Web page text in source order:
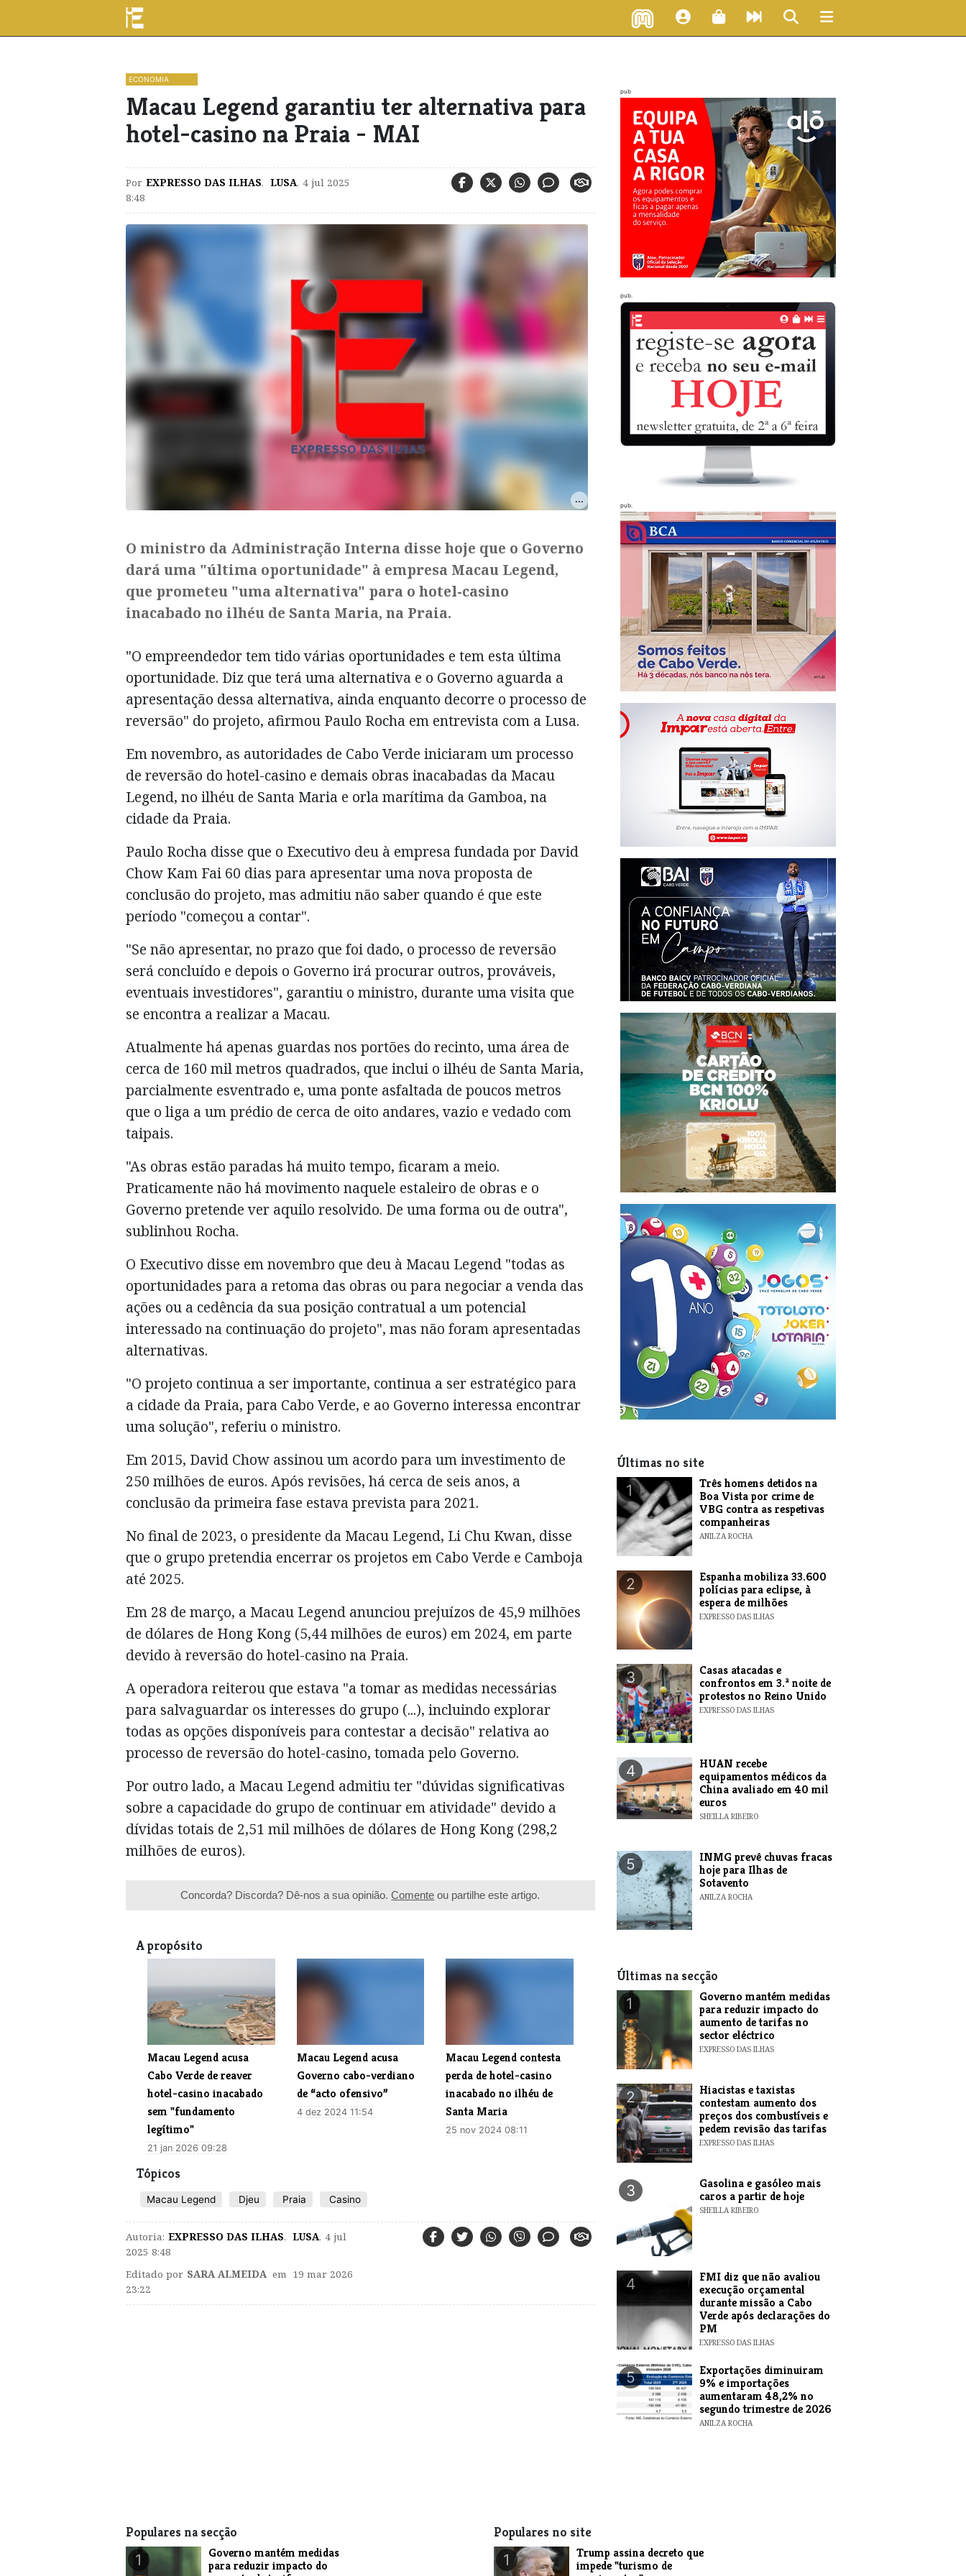
ECONOMIA
Macau Legend garantiu ter alternativa para
hotel-casino na Praia - MAI
Por EXPRESSO DAS ILHAS, LUSA, 4 jul 2025
8:48
O ministro da Administração Interna disse hoje que o Governo
dará uma "última oportunidade" à empresa Macau Legend,
que prometeu "uma alternativa" para o hotel-casino
inacabado no ilhéu de Santa Maria, na Praia.
"O empreendedor tem tido várias oportunidades e tem esta última
oportunidade. Diz que terá uma alternativa e o Governo aguarda a
apresentação dessa alternativa, ainda enquanto decorre o processo de
reversão" do projeto, afirmou Paulo Rocha em entrevista com a Lusa.
Em novembro, as autoridades de Cabo Verde iniciaram um processo
de reversão do hotel-casino e demais obras inacabadas da Macau
Legend, no ilhéu de Santa Maria e orla marítima da Gamboa, na
cidade da Praia.
Paulo Rocha disse que o Executivo deu à empresa fundada por David
Chow Kam Fai 60 dias para apresentar uma nova proposta de
conclusão do projeto, mas admitiu não saber quando é que este
período "começou a contar".
"Se não apresentar, no prazo que foi dado, o processo de reversão
será concluído e depois o Governo irá procurar outros, prováveis,
eventuais investidores", garantiu o ministro, durante uma visita que
se encontra a realizar a Macau.
Atualmente há apenas guardas nos portões do recinto, uma área de
cerca de 160 mil metros quadrados, que inclui o ilhéu de Santa Maria,
parcialmente esventrado e, uma ponte asfaltada de poucos metros
que o liga a um prédio de cerca de oito andares, vazio e vedado com
taipais.
"As obras estão paradas há muito tempo, ficaram a meio.
Praticamente não há movimento naquele estaleiro de obras e o
Governo pretende ver aquilo resolvido. De uma forma ou de outra",
sublinhou Rocha.
O Executivo disse em novembro que deu à Macau Legend "todas as
oportunidades para a retoma das obras ou para negociar a venda das
ações ou a cedência da sua posição contratual a um potencial
interessado na continuação do projeto", mas não foram apresentadas
alternativas.
"O projeto continua a ser importante, continua a ser estratégico para
a cidade da Praia, para Cabo Verde, e ao Governo interessa encontrar
uma solução", referiu o ministro.
Em 2015, David Chow assinou um acordo para um investimento de
250 milhões de euros. Após revisões, há cerca de seis anos, a
conclusão da primeira fase estava prevista para 2021.
No final de 2023, o presidente da Macau Legend, Li Chu Kwan, disse
que o grupo pretendia encerrar os projetos em Cabo Verde e Camboja
até 2025.
Em 28 de março, a Macau Legend anunciou prejuízos de 45,9 milhões
de dólares de Hong Kong (5,44 milhões de euros) em 2024, em parte
devido à reversão do hotel-casino na Praia.
A operadora reiterou que estava "a tomar as medidas necessárias
para salvaguardar os interesses do grupo (...), incluindo explorar
todas as opções disponíveis para contestar a decisão" relativa ao
processo de reversão do hotel-casino, tomada pelo Governo.
Por outro lado, a Macau Legend admitiu ter "dúvidas significativas
sobre a capacidade do grupo de continuar em atividade" devido a
dívidas totais de 2,51 mil milhões de dólares de Hong Kong (298,2
milhões de euros).
Concorda? Discorda? Dê-nos a sua opinião.Comente ou partilhe este artigo.
A propósito
Macau Legend acusa
Cabo Verde de reaver
hotel-casino inacabado
sem "fundamento
legítimo"
21 jan 2026 09:28
Macau Legend acusa
Governo cabo-verdiano
de “acto ofensivo”
4 dez 2024 11:54
Macau Legend contesta
perda de hotel-casino
inacabado no ilhéu de
Santa Maria
25 nov 2024 08:11
Tópicos
Macau Legend Djeu Praia Casino
Autoria: EXPRESSO DAS ILHAS, LUSA, 4 jul
2025 8:48
Editado por SARA ALMEIDA em 19 mar 2026
23:22
pub
pub.
pub.
Últimas no site
1
Três homens detidos na
Boa Vista por crime de
VBG contra as respetivas
companheiras
ANILZA ROCHA
2
Espanha mobiliza 33.600
polícias para eclipse, à
espera de milhões
EXPRESSO DAS ILHAS
3
Casas atacadas e
confrontos em 3.ª noite de
protestos no Reino Unido
EXPRESSO DAS ILHAS
4
HUAN recebe
equipamentos médicos da
China avaliado em 40 mil
euros
SHEILLA RIBEIRO
5
INMG prevê chuvas fracas
hoje para Ilhas de
Sotavento
ANILZA ROCHA
Últimas na secção
1
Governo mantém medidas
para reduzir impacto do
aumento de tarifas no
sector eléctrico
EXPRESSO DAS ILHAS
2
Hiacistas e taxistas
contestam aumento dos
preços dos combustíveis e
pedem revisão das tarifas
EXPRESSO DAS ILHAS
3
Gasolina e gasóleo mais
caros a partir de hoje
SHEILLA RIBEIRO
4
FMI diz que não avaliou
execução orçamental
durante missão a Cabo
Verde após declarações do
PM
EXPRESSO DAS ILHAS
5
Exportações diminuiram
9% e importações
aumentaram 48,2% no
segundo trimestre de 2026
ANILZA ROCHA
Populares na secção
1
Governo mantém medidas
para reduzir impacto do
Populares no site
1
Trump assina decreto que
impede "turismo de